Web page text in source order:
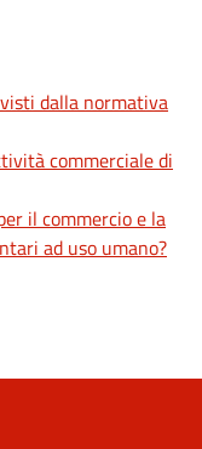
dalla normativa
commerciale di
il commercio e la
ad uso umano?